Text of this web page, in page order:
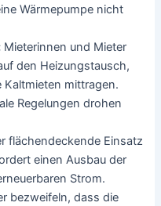
Wärmepumpe nicht
Mieterinnen und Mieter
den Heizungstausch,
Kaltmieten mittragen.
Regelungen drohen
flächendeckende Einsatz
einen Ausbau der
Strom.
bezweifeln, dass die